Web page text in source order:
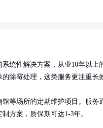
统性解决方案，从业10年以
除霉处理，这类服务更注重长
等场所的定期维护项目。服
方案，质保期可达1-3年。